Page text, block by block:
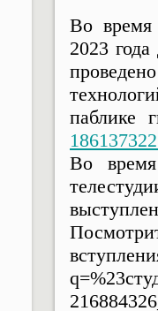
Во время
2023
паблике
Во